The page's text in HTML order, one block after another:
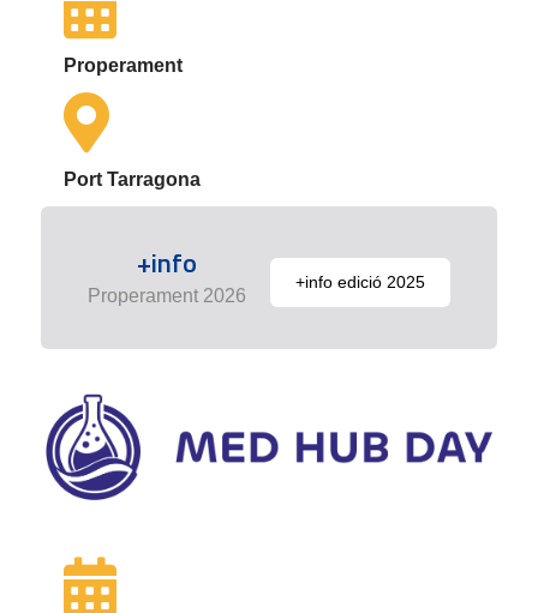
Properament
Port Tarragona
+info
Properament 2026
+info edició 2025